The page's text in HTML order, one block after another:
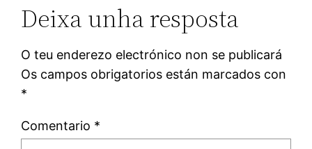
Deixa unha resposta
O teu enderezo electrónico non se publicará
Os campos obrigatorios están marcados con
*
Comentario *